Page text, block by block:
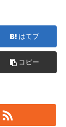
はてブ
コピー